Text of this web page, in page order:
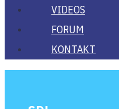
VIDE­OS
FORUM
KON­TAKT